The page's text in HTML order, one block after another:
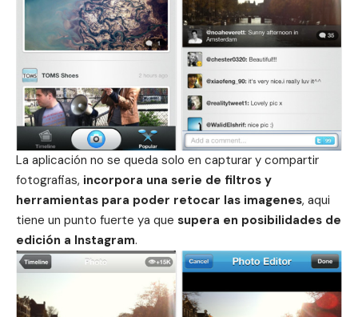
La aplicación no se queda solo en capturar y compartir
fotografias, incorpora una serie de filtros y
herramientas para poder retocar las imagenes, aqui
tiene un punto fuerte ya que supera en posibilidades de
edición a Instagram.